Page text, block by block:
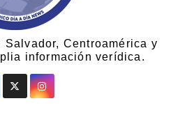
Centroamérica y
información verídica.